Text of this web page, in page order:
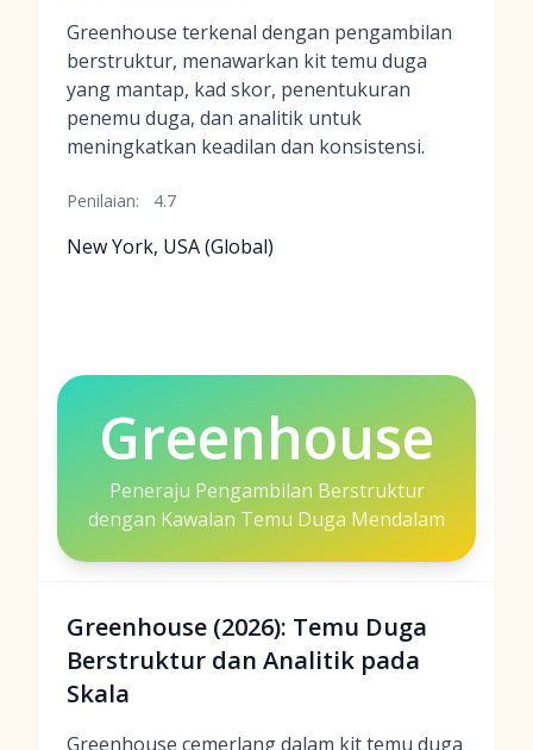
Greenhouse terkenal dengan pengambilan
berstruktur, menawarkan kit temu duga
yang mantap, kad skor, penentukuran
penemu duga, dan analitik untuk
meningkatkan keadilan dan konsistensi.
Penilaian: 4.7
New York, USA (Global)
Greenhouse
Peneraju Pengambilan Berstruktur
dengan Kawalan Temu Duga Mendalam
Greenhouse (2026): Temu Duga
Berstruktur dan Analitik pada
Skala
Greenhouse cemerlang dalam kit temu duga